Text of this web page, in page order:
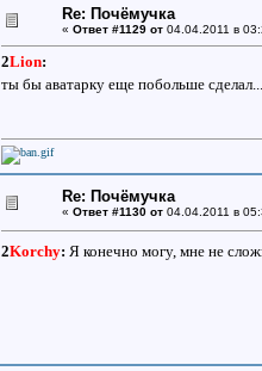
Re: Почёмучка
« Ответ #1129 от04.04.2011 в
2Lion:
ты бы аватарку еще побольше
Re: Почёмучка
« Ответ #1130 от04.04.2011 в
2Korchy: Я конечно могу, мне не